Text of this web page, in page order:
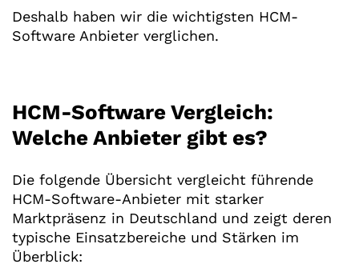
Deshalb haben wir die wichtigsten HCM-
Software Anbieter verglichen.
HCM-Software Vergleich:
Welche Anbieter gibt es?
Die folgende Übersicht vergleicht führende
HCM-Software-Anbieter mit starker
Marktpräsenz in Deutschland und zeigt deren
typische Einsatzbereiche und Stärken im
Überblick: